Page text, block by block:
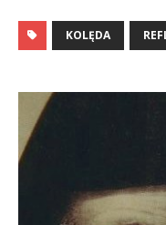
KOLĘDA